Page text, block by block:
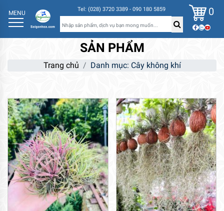
MENU Tel: (028) 3720 3389 - 090 180 5859 0
SẢN PHẨM
Trang chủ Danh mục: Cây không khí